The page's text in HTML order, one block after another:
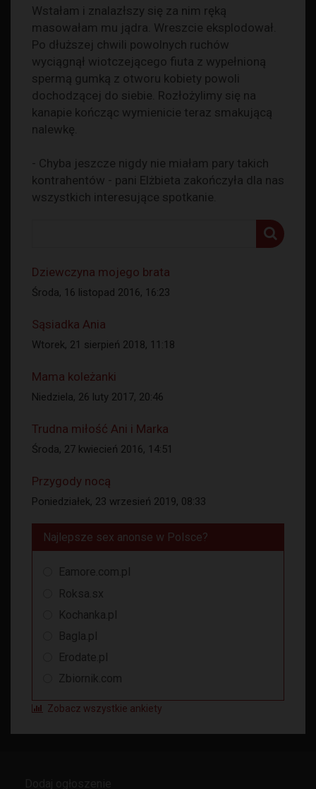
Wstałam i znalazłszy się za nim ręką
masowałam mu jądra. Wreszcie eksplodował.
Po dłuższej chwili powolnych ruchów
wyciągnął wiotczejącego fiuta z wypełnioną
spermą gumką z otworu kobiety powoli
dochodzącej do siebie. Rozłożylimy się na
kanapie kończąc wymienicie teraz smakującą
nalewkę.
- Chyba jeszcze nigdy nie miałam pary takich
kontrahentów - pani Elżbieta zakończyła dla nas
wszystkich interesujące spotkanie.
Dziewczyna mojego brata
Środa, 16 listopad 2016, 16:23
Sąsiadka Ania
Wtorek, 21 sierpień 2018, 11:18
Mama koleżanki
Niedziela, 26 luty 2017, 20:46
Trudna miłość Ani i Marka
Środa, 27 kwiecień 2016, 14:51
Przygody nocą
Poniedziałek, 23 wrzesień 2019, 08:33
Najlepsze sex anonse w Polsce?
Eamore.com.pl
Roksa.sx
Kochanka.pl
Bagla.pl
Erodate.pl
Zbiornik.com
Zobacz wszystkie ankiety